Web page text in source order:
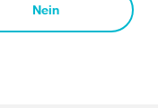
Nein